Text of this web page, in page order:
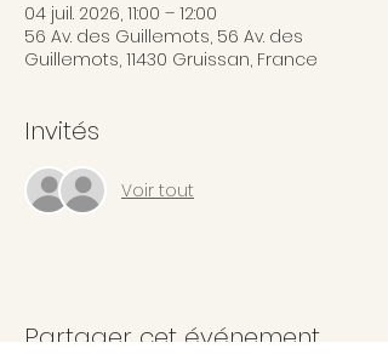
04 juil. 2026, 11:00 – 12:00
56 Av. des Guillemots, 56 Av. des
Guillemots, 11430 Gruissan, France
Invités
Voir tout
Partager cet événement